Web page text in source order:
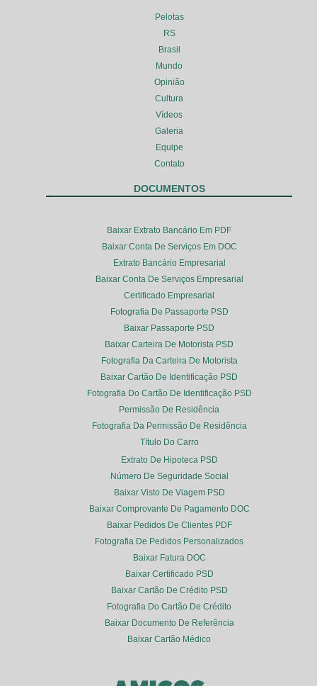
Pelotas
RS
Brasil
Mundo
Opinião
Cultura
Vídeos
Galeria
Equipe
Contato
DOCUMENTOS
Baixar Extrato Bancário Em PDF
Baixar Conta De Serviços Em DOC
Extrato Bancário Empresarial
Baixar Conta De Serviços Empresarial
Certificado Empresarial
Fotografia De Passaporte PSD
Baixar Passaporte PSD
Baixar Carteira De Motorista PSD
Fotografia Da Carteira De Motorista
Baixar Cartão De Identificação PSD
Fotografia Do Cartão De Identificação PSD
Permissão De Residência
Fotografia Da Permissão De Residência
Título Do Carro
Extrato De Hipoteca PSD
Número De Seguridade Social
Baixar Visto De Viagem PSD
Baixar Comprovante De Pagamento DOC
Baixar Pedidos De Clientes PDF
Fotografia De Pedidos Personalizados
Baixar Fatura DOC
Baixar Certificado PSD
Baixar Cartão De Crédito PSD
Fotografia Do Cartão De Crédito
Baixar Documento De Referência
Baixar Cartão Médico